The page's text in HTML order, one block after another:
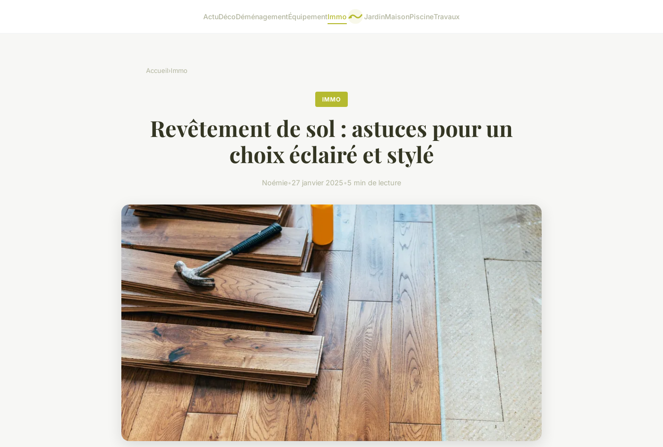
ActuDécoDéménagementÉquipementImmo JardinMaisonPiscineTravaux
Accueil›Immo
IMMO
Revêtement de sol : astuces pour un
choix éclairé et stylé
Noémie•27 janvier 2025•5 min de lecture